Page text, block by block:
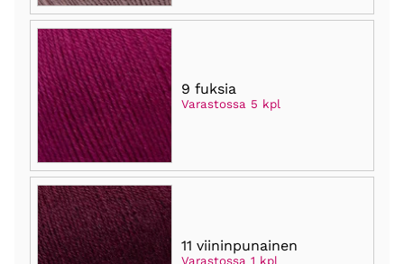
9 fuksia
Varastossa 5 kpl
11 viininpunainen
Varastossa 1 kpl